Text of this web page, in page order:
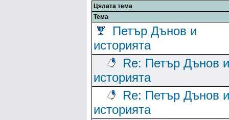
Цялата тема
Тема
Петър Дънов и
историята
Re: Петър Дънов и
историята
Re: Петър Дънов и
историята